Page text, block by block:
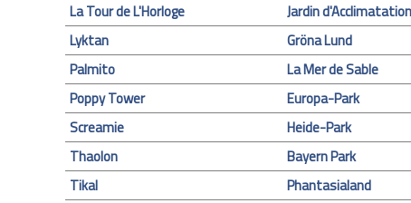
La Tour de L'Horloge
Jardin d'Acclimatation
Lyktan
Gröna Lund
Palmito
La Mer de Sable
Poppy Tower
Europa-Park
Screamie
Heide-Park
Thaolon
Bayern Park
Tikal
Phantasialand